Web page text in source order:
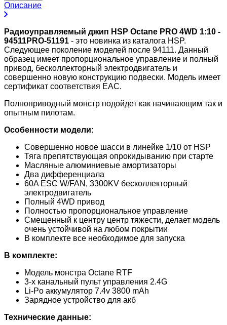
Описание
Радиоуправляемый джип HSP Octane PRO 4WD 1:10 -
94511PRO-51191 - это новинка из каталога HSP.
Следующее поколение моделей после 94111. Данный
образец имеет пропорциональное управление и полный
привод, бесколлекторный электродвигатель и
совершенно новую конструкцию подвески. Модель имеет
сертификат соответствия EAC.
Полноприводный монстр подойдет как начинающим так и
опытным пилотам.
Особенности модели:
Совершенно новое шасси в линейке 1/10 от HSP
Тяга препятствующая опрокидыванию при старте
Масляные алюминиевые амортизаторы
Два дифференциала
60A ESC W/FAN, 3300KV бесколлекторный
электродвигатель
Полный 4WD привод
Полностью пропорциональное управление
Смещенный к центру центр тяжести, делает модель
очень устойчивой на любом покрытии
В комплекте все необходимое для запуска
В комплекте:
Модель монстра Octane RTF
3-х канальный пульт управления 2.4G
Li-Po аккумулятор 7.4v 3800 mAh
Зарядное устройство для акб
Технические данные: